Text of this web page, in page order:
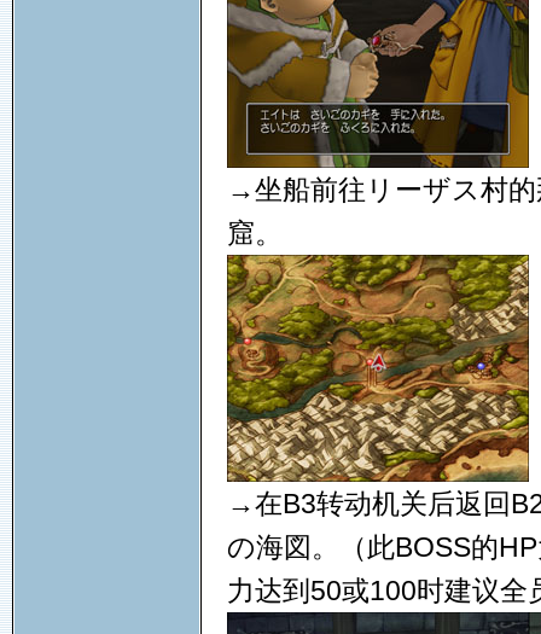
→坐船前往リーザス村
窟。
→在B3转动机关后返回
の海図。（此BOSS的
力达到50或100时建议全